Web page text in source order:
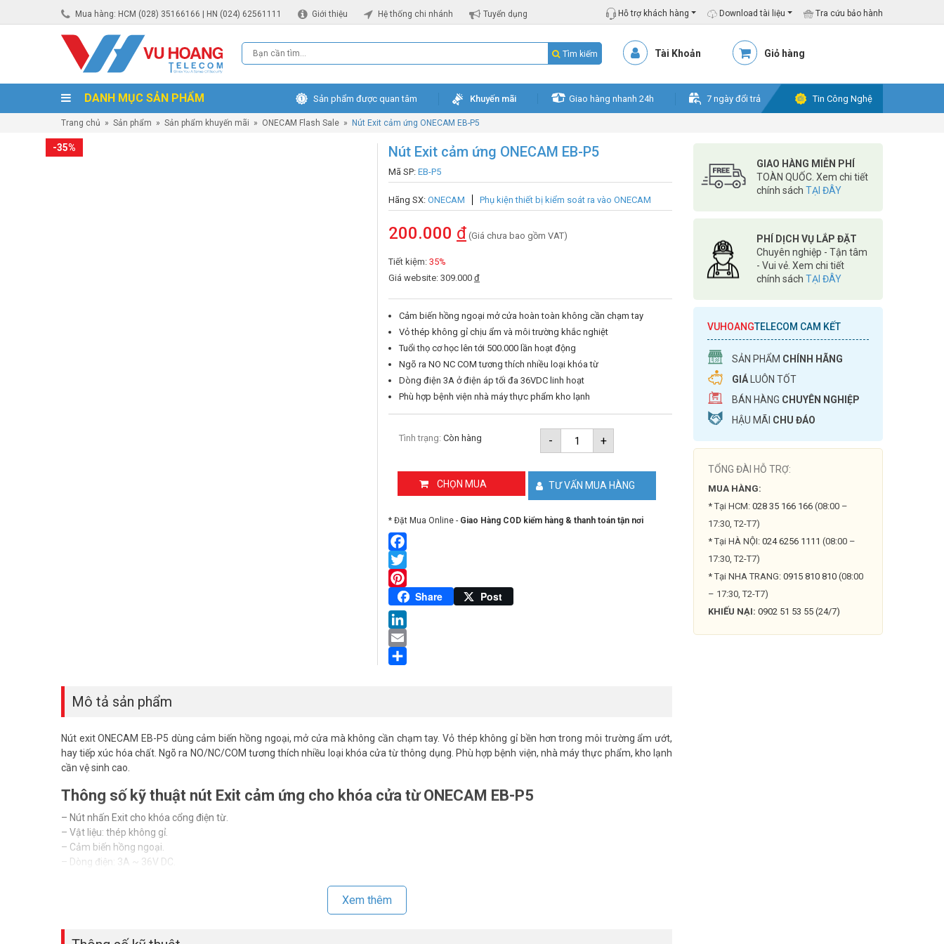
Mua hàng: HCM (028) 35166166 | HN (024) 62561111 Giới thiệu Hệ thống chi nhánh Tuyển dụng Hỗ trợ khách hàng Download tài liệu Tra cứu bảo hành
Tìm kiếm Tài Khoản Giỏ hàng
DANH MỤC SẢN PHẨM Sản phẩm được quan tâm Khuyến mãi Giao hàng nhanh 24h 7 ngày đổi trả Tin Công Nghệ
Trang chủ » Sản phẩm » Sản phẩm khuyến mãi » ONECAM Flash Sale » Nút Exit cảm ứng ONECAM EB-P5
-35% Nút Exit cảm ứng ONECAM EB-P5
Mã SP: EB-P5
Hãng SX: ONECAM Phụ kiện thiết bị kiểm soát ra vào ONECAM
200.000 đ (Giá chưa bao gồm VAT)
Tiết kiệm: 35%
Giá website: 309.000 đ
Cảm biến hồng ngoại mở cửa hoàn toàn không cần chạm tay
Vỏ thép không gỉ chịu ẩm và môi trường khắc nghiệt
Tuổi thọ cơ học lên tới 500.000 lần hoạt động
Ngõ ra NO NC COM tương thích nhiều loại khóa từ
Dòng điện 3A ở điện áp tối đa 36VDC linh hoạt
Phù hợp bệnh viện nhà máy thực phẩm kho lạnh
-
Nút
Exit
cảm
ONECAM
EB-
P5
lượng
+
Tình trạng: Còn hàng
CHỌN MUA TƯ VẤN MUA HÀNG
* Đặt Mua Online - Giao Hàng COD kiểm hàng & thanh toán tận nơi
Facebook
Twitter
Pinterest
Share Post
LinkedIn
Email
Mô tả sản phẩm
Nút exit ONECAM EB-P5 dùng cảm biến hồng ngoại, mở cửa mà không cần chạm tay. Vỏ thép không gỉ bền hơn trong môi trường ẩm ướt,
hay tiếp xúc hóa chất. Ngõ ra NO/NC/COM tương thích nhiều loại khóa cửa từ thông dụng. Phù hợp bệnh viện, nhà máy thực phẩm, kho lạnh
cần vệ sinh cao.
Thông số kỹ thuật nút Exit cảm ứng cho khóa cửa từ ONECAM EB-P5
– Nút nhấn Exit cho khóa cổng điện từ.
– Vật liệu: thép không gỉ.
– Cảm biến hồng ngoại.
– Dòng điện: 3A ~ 36V DC.
– Bảo hành: 06 tháng.
Xem thêm
GIAO HÀNG MIỄN PHÍ
TOÀN QUỐC. Xem chi tiết
chính sách TẠI ĐÂY
PHÍ DỊCH VỤ LẮP ĐẶT
Chuyên nghiệp - Tận tâm
- Vui vẻ. Xem chi tiết
chính sách TẠI ĐÂY
VUHOANGTELECOM CAM KẾT
SẢN PHẨM CHÍNH HÃNG
GIÁ LUÔN TỐT
BÁN HÀNG CHUYÊN NGHIỆP
HẬU MÃI CHU ĐÁO
TỔNG ĐÀI HỖ TRỢ:
MUA HÀNG:
* Tại HCM: 028 35 166 166 (08:00 –
17:30, T2-T7)
* Tại HÀ NỘI: 024 6256 1111 (08:00 –
17:30, T2-T7)
* Tại NHA TRANG: 0915 810 810 (08:00
– 17:30, T2-T7)
KHIẾU NẠI: 0902 51 53 55 (24/7)